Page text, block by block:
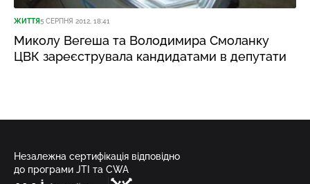
ЖИТТЯ5 СЕРПНЯ 2012, 18:41
Миколу Вегеша та Володимира Смоланку
ЦВК зареєструвала кандидатами в депутати
Незалежна сертифікація відповідно
до програми JTI та CWA